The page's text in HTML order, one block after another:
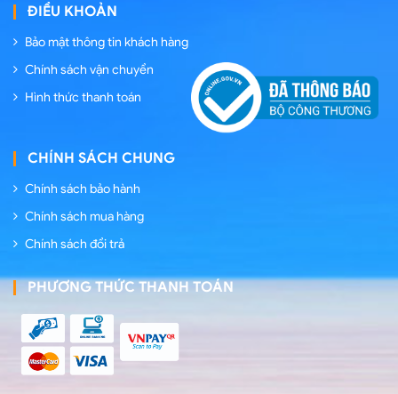
ĐIỀU KHOẢN
Bảo mật thông tin khách hàng
Chính sách vận chuyển
Hình thức thanh toán
CHÍNH SÁCH CHUNG
Chính sách bảo hành
Chính sách mua hàng
Chính sách đổi trả
PHƯƠNG THỨC THANH TOÁN